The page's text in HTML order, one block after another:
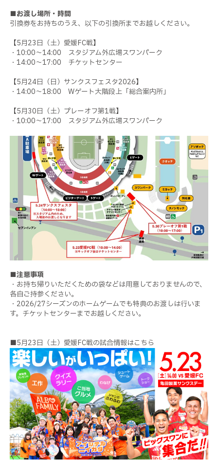
■お渡し場所・時間
引換券をお持ちのうえ、以下の引換所までお越しください。
【5月23日（土）愛媛FC戦】
・10:00〜14:00 スタジアム外広場スワンパーク
・14:00～17:00 チケットセンター
【5月24日（日）サンクスフェスタ2026】
・14:00〜18:00 Wゲート大階段上「総合案内所」
【5月30日（土）プレーオフ第1戦】
・10:00〜17:00 スタジアム外広場スワンパーク
■注意事項
・お持ち帰りいただくための袋などは用意しておりませんので、
各自ご持参ください。
・2026/27シーズンのホームゲームでも特典のお渡しは行いま
す。チケットセンターまでお越しください。
■5月23日（土）愛媛FC戦の試合情報はこちら